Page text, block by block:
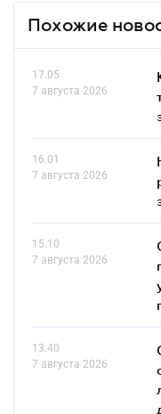
Похожие
17.05
7 августа 2026
16.01
7 августа 2026
15.10
7 августа 2026
13.40
7 августа 2026